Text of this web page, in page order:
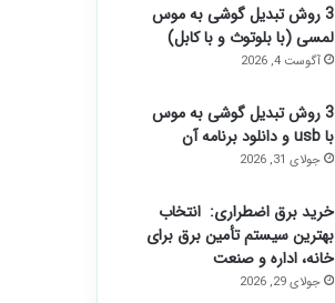
3 روش تبدیل گوشی به موس
لمسی (با بلوتوث و با کابل)
آگوست 4, 2026
3 روش تبدیل گوشی به موس
با usb و دانلود برنامه آن
جولای 31, 2026
خرید برق اضطراری: انتخاب
بهترین سیستم تأمین برق برای
خانه، اداره و صنعت
جولای 29, 2026